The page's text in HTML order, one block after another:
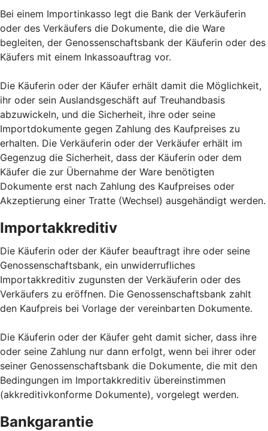
Bei einem Importinkasso legt die Bank der Verkäuferin
oder des Verkäufers die Dokumente, die die Ware
begleiten, der Genossenschaftsbank der Käuferin oder des
Käufers mit einem Inkassoauftrag vor.
Die Käuferin oder der Käufer erhält damit die Möglichkeit,
ihr oder sein Auslandsgeschäft auf Treuhandbasis
abzuwickeln, und die Sicherheit, ihre oder seine
Importdokumente gegen Zahlung des Kaufpreises zu
erhalten. Die Verkäuferin oder der Verkäufer erhält im
Gegenzug die Sicherheit, dass der Käuferin oder dem
Käufer die zur Übernahme der Ware benötigten
Dokumente erst nach Zahlung des Kaufpreises oder
Akzeptierung einer Tratte (Wechsel) ausgehändigt werden.
Importakkreditiv
Die Käuferin oder der Käufer beauftragt ihre oder seine
Genossenschaftsbank, ein unwiderrufliches
Importakkreditiv zugunsten der Verkäuferin oder des
Verkäufers zu eröffnen. Die Genossenschaftsbank zahlt
den Kaufpreis bei Vorlage der vereinbarten Dokumente.
Die Käuferin oder der Käufer geht damit sicher, dass ihre
oder seine Zahlung nur dann erfolgt, wenn bei ihrer oder
seiner Genossenschaftsbank die Dokumente, die mit den
Bedingungen im Importakkreditiv übereinstimmen
(akkreditivkonforme Dokumente), vorgelegt werden.
Bankgarantie